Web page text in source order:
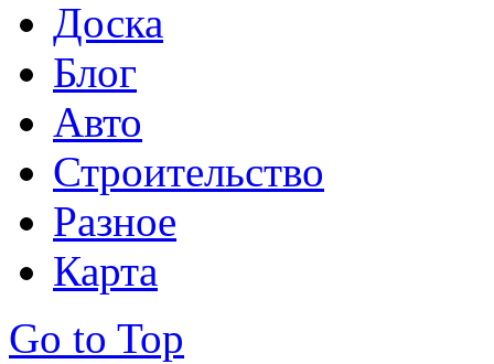
Доска
Блог
Авто
Строительство
Разное
Карта
Go to Top